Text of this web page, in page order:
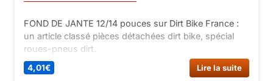
FOND DE JANTE 12/14 pouces sur Dirt Bike France :
un article classé pièces détachées dirt bike, spécial
roues-pneus dirt.
4,01€ Lire la suite